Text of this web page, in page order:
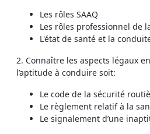
Les rôles SAAQ
Les rôles professionnel de
L'état de santé et la
2. Connaître les aspects légaux
l’aptitude à conduire soit:
Le code de la sécurité
Le règlement relatif à la
Le signalement d’une